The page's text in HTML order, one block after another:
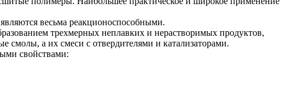
весьма реакционоспособными.
трехмерных неплавких и нерастворимых продуктов,
а их смеси с отвердителями и катализаторами.
свойствами: